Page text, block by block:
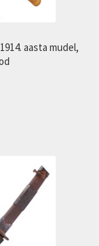
aasta mudel,